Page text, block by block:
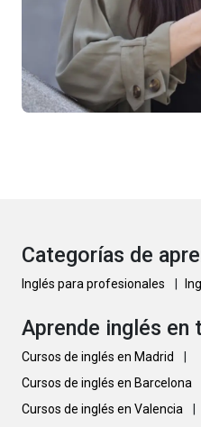
Categorías de
Inglés para profesionales
Aprende inglés en
Cursos de inglés en Madrid
Cursos de inglés en Barcelona
Cursos de inglés en Valencia